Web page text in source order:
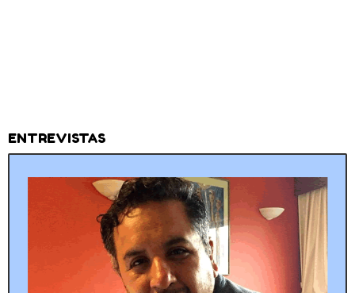
ENTREVISTAS